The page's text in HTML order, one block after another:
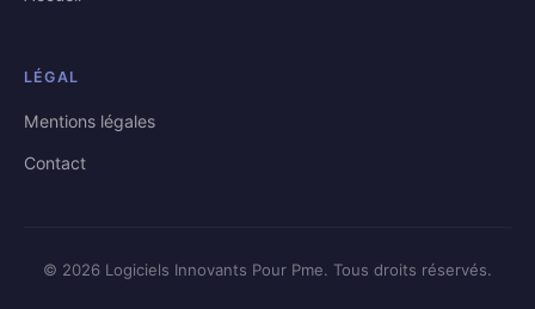
LÉGAL
Mentions légales
Contact
© 2026 Logiciels Innovants Pour Pme. Tous droits réservés.